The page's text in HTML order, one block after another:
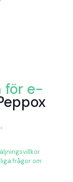
för e-
frågor om